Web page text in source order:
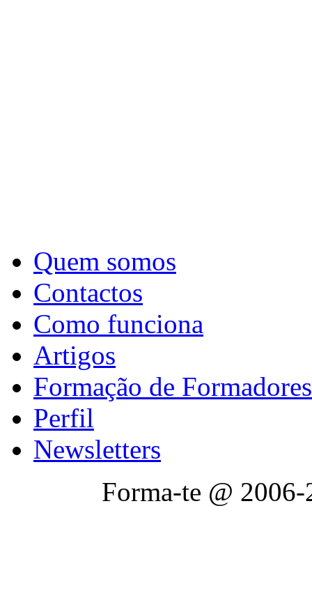
Quem somos
Contactos
Como funciona
Artigos
Formação de Formadores
Perfil
Newsletters
Forma-te @